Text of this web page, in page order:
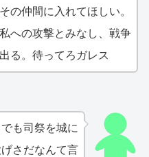
の仲間に入れてほしい。
への攻撃とみなし、戦争
る。待ってろガレス
も司祭を城に
さだなんて言